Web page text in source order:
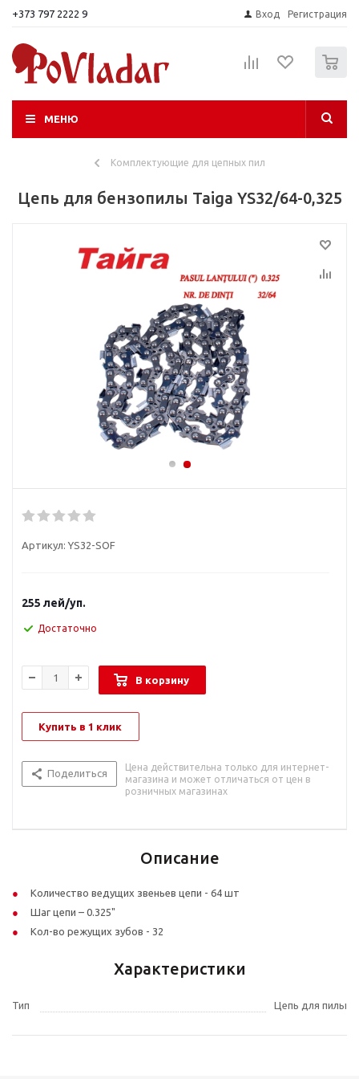
+373 797 2222 9 Вход Регистрация
МЕНЮ
Комплектующие для цепных пил
Цепь для бензопилы Taiga YS32/64-0,325
Артикул: YS32-SOF
255 лей/уп.
Достаточно
В корзину
Купить в 1 клик
Поделиться
Цена действительна только для интернет-
магазина и может отличаться от цен в
розничных магазинах
Описание
Количество ведущих звеньев цепи - 64 шт
Шаг цепи – 0.325"
Кол-во режущих зубов - 32
Характеристики
Тип Цепь для пилы